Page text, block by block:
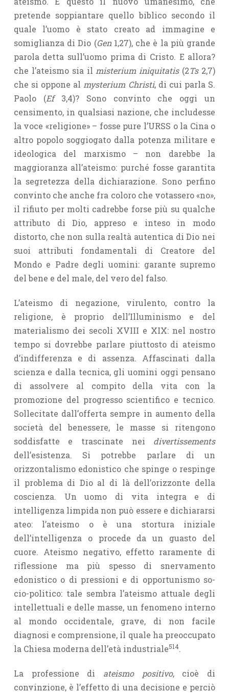
pretende soppiantare quello biblico secondo il
quale l’uomo è stato creato ad immagine e
somiglianza di Dio (Gen 1,27), che è la più grande
parola detta sull’uomo prima di Cristo. E allora?
che l’ateismo sia il misterium iniquitatis(2Ts 2,7)
che si oppone al mysterium Christi, di cui parla S.
Paolo (Ef3,4)? Sono convinto che oggi un
censimento, in qualsiasi nazione, che includesse
la voce «religio­ne» – fosse pure l’URSS o la Cina o
altro popolo soggiogato dalla potenza militare e
ideologica del marxismo – non darebbe la
maggioranza all’ateismo: purché fosse garantita
la segretezza della dichiarazione. Sono perfino
convinto che anche fra coloro che votassero «no»,
il rifiuto per molti cadrebbe forse più su qualche
attributo di Dio, appreso e inteso in modo
distorto, che non sulla realtà autentica di Dio nei
suoi attributi fondamentali di Creatore del
Mondo e Padre degli uomini: garante supremo
del bene e del male, del vero del falso.
L’ateismo di negazione, virulento, contro la
religione, è proprio dell’Il­luminismo e del
materialismo dei secoli XVIII e XIX: nel nostro
tempo si dovrebbe parlare piuttosto di ateismo
d’indifferenza e di assenza. Affasci­nati dalla
scienza e dalla tecnica, gli uomini oggi pensano
di assolvere al compito della vita con la
promozione del progresso scientifico e tecnico.
Sollecitate dall’offerta sempre in aumento della
società del benessere, le masse si ritengono
soddisfatte e trascinate nei divertissements
dell’esisten­za. Si potrebbe parlare di un
orizzontalismo edonistico che spinge o respinge
il problema di Dio al di là dell’orizzonte della
coscienza. Un uomo di vita integra e di
intelligenza limpida non può essere e dichiararsi
ateo: l’ateismo o è una stortura iniziale
dell’intelligenza o procede da un guasto del
cuore. Ateismo negativo, effetto raramente di
riflessione ma più spesso di snervamento
edonistico o di pressioni e di opportunismo so­
cio-politico: tale sembra l’ateismo attuale degli
intellettuali e delle masse, un fenomeno interno
al mondo occidentale, grave, di non facile
diagnosi e comprensione, il quale ha preoccupato
la Chiesa moderna dell’età indu­striale514.
La professione di ateismo positivo, cioè di
convinzione, è l’effetto di una decisione e perciò